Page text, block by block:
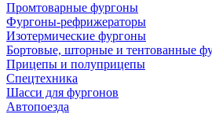
Промтоварные фургоны
Фургоны-рефрижераторы
Изотермические фургоны
Бортовые, шторные и тентованные
Прицепы и полуприцепы
Спецтехника
Шасси для фургонов
Автопоезда